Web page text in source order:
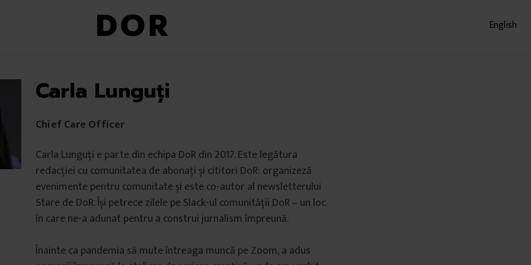
English
Carla Lunguți
Chief Care Officer
Carla Lunguți e parte din echipa DoR din 2017. Este legătura
redacției cu comunitatea de abonați și cititori DoR: organizeză
evenimente pentru comunitate și este co-autor al newsletterului
Stare de DoR. Își petrece zilele pe Slack-ul comunității DoR – un loc
în care ne-a adunat pentru a construi jurnalism împreună.
Înainte ca pandemia să mute întreaga muncă pe Zoom, a adus